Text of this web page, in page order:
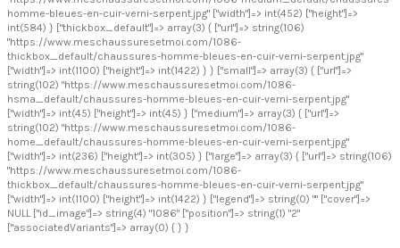
homme-bleues-en-cuir-verni-serpent.jpg" ["width"]=> int(452) ["height"]=>
int(584) } ["thickbox_default"]=> array(3) { ["url"]=> string(106)
"https://www.meschaussuresetmoi.com/1086-
thickbox_default/chaussures-homme-bleues-en-cuir-verni-serpent.jpg"
["width"]=> int(1100) ["height"]=> int(1422) } } ["small"]=> array(3) { ["url"]=>
string(102) "https://www.meschaussuresetmoi.com/1086-
hsma_default/chaussures-homme-bleues-en-cuir-verni-serpent.jpg"
["width"]=> int(45) ["height"]=> int(45) } ["medium"]=> array(3) { ["url"]=>
string(102) "https://www.meschaussuresetmoi.com/1086-
home_default/chaussures-homme-bleues-en-cuir-verni-serpent.jpg"
["width"]=> int(236) ["height"]=> int(305) } ["large"]=> array(3) { ["url"]=> string(106)
"https://www.meschaussuresetmoi.com/1086-
thickbox_default/chaussures-homme-bleues-en-cuir-verni-serpent.jpg"
["width"]=> int(1100) ["height"]=> int(1422) } ["legend"]=> string(0) "" ["cover"]=>
NULL ["id_image"]=> string(4) "1086" ["position"]=> string(1) "2"
["associatedVariants"]=> array(0) { } }